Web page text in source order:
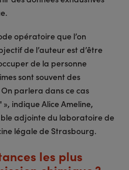
opératoire que l’on
de l’auteur est d’être
de la personne
sont souvent des
parlera dans ce cas
indique Alice Ameline,
adjointe du laboratoire de
légale de Strasbourg.
les plus